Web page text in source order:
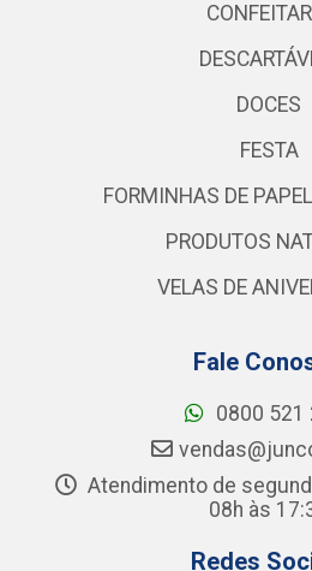
DOCES
FESTA
FORMINHAS DE
PRODUTOS
VELAS DE
Fale
0800 521
Atendimento de
08h às
Redes